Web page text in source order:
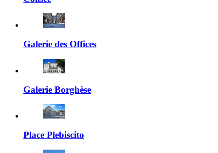
Galerie des Offices
Galerie Borghèse
Place Plebiscito